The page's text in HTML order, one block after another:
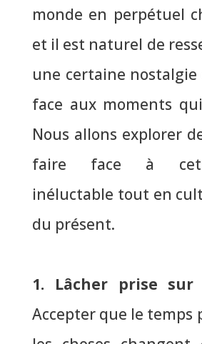
monde en perpétuel
et il est naturel de
une certaine
face aux moments
Nous allons explorer
faire face à
inéluctable tout en
du présent.
1. Lâcher prise sur
Accepter que le temps